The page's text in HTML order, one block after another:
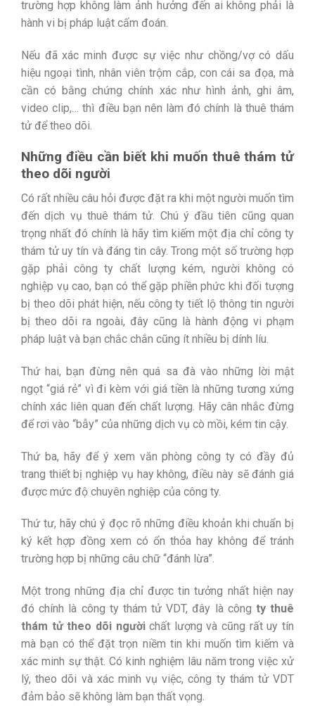
trường hợp không làm ảnh hưởng đến ai không phải là
hành vi bị pháp luật cấm đoán.
Nếu đã xác minh được sự việc như chồng/vợ có dấu
hiệu ngoại tình, nhân viên trộm cắp, con cái sa đọa, mà
cần có bằng chứng chính xác như hình ảnh, ghi âm,
video clip,… thì điều bạn nên làm đó chính là thuê thám
tử để theo dõi.
Những điều cần biết khi muốn thuê thám tử
theo dõi người
Có rất nhiều câu hỏi được đặt ra khi một người muốn tìm
đến dịch vụ thuê thám tử. Chú ý đầu tiên cũng quan
trọng nhất đó chính là hãy tìm kiếm một địa chỉ công ty
thám tử uy tín và đáng tin cây. Trong một số trường hợp
gặp phải công ty chất lượng kém, người không có
nghiệp vụ cao, bạn có thể gặp phiền phức khi đối tượng
bị theo dõi phát hiện, nếu công ty tiết lộ thông tin người
bị theo dõi ra ngoài, đây cũng là hành động vi phạm
pháp luật và bạn chắc chắn cũng ít nhiều bị dính líu.
Thứ hai, bạn đừng nên quá sa đà vào những lời mật
ngọt “giá rẻ” vì đi kèm với giá tiền là những tương xứng
chính xác liên quan đến chất lượng. Hãy cân nhắc đừng
để rơi vào “bẫy” của những dịch vụ cò mồi, kém tin cậy.
Thứ ba, hãy để ý xem văn phòng công ty có đầy đủ
trang thiết bị nghiệp vụ hay không, điều này sẽ đánh giá
được mức độ chuyên nghiệp của công ty.
Thứ tư, hãy chú ý đọc rõ những điều khoản khi chuẩn bị
ký kết hợp đồng xem có ổn thỏa hay không để tránh
trường hợp bị những câu chữ “đánh lừa”.
Một trong những địa chỉ được tin tưởng nhất hiện nay
đó chính là công ty thám tử VDT, đây là công ty thuê
thám tử theo dõi ngườichất lượng và cũng rất uy tín
mà bạn có thể đặt trọn niềm tin khi muốn tìm kiếm và
xác minh sự thật. Có kinh nghiệm lâu năm trong việc xử
lý, theo dõi và xác minh vụ việc, công ty thám tử VDT
đảm bảo sẽ không làm bạn thất vọng.